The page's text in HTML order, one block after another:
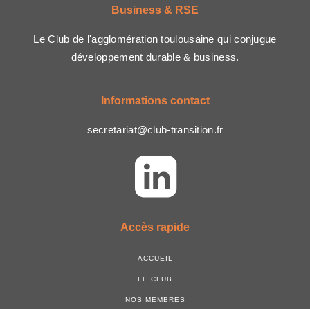
Business & RSE
Le Club de l'agglomération toulousaine qui conjugue
développement durable & business.
Informations contact
secretariat@club-transition.fr
Accès rapide
ACCUEIL
LE CLUB
NOS MEMBRES